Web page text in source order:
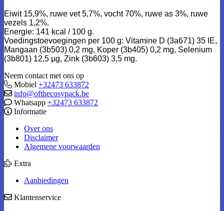
Eiwit 15,9%, ruwe vet 5,7%, vocht 70%, ruwe as 3%, ruwe
vezels 1,2%.
Energie: 141 kcal / 100 g.
Voedingstoevoegingen per 100 g: Vitamine D (3a671) 35 IE,
Mangaan (3b503) 0,2 mg, Koper (3b405) 0,2 mg, Selenium
(3b801) 12,5 μg, Zink (3b603) 3,5 mg.
Neem contact met ons op
Mobiel +32473 633872
info@ofthecosypack.be
Whatsapp +32473 633872
Informatie
Over ons
Disclaimer
Algemene voorwaarden
Extra
Aanbiedingen
Klantenservice